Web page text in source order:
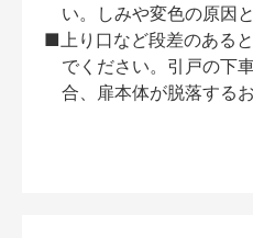
い。しみや変色の原因
■上り口など段差のある
でください。引戸の下
合、扉本体が脱落する